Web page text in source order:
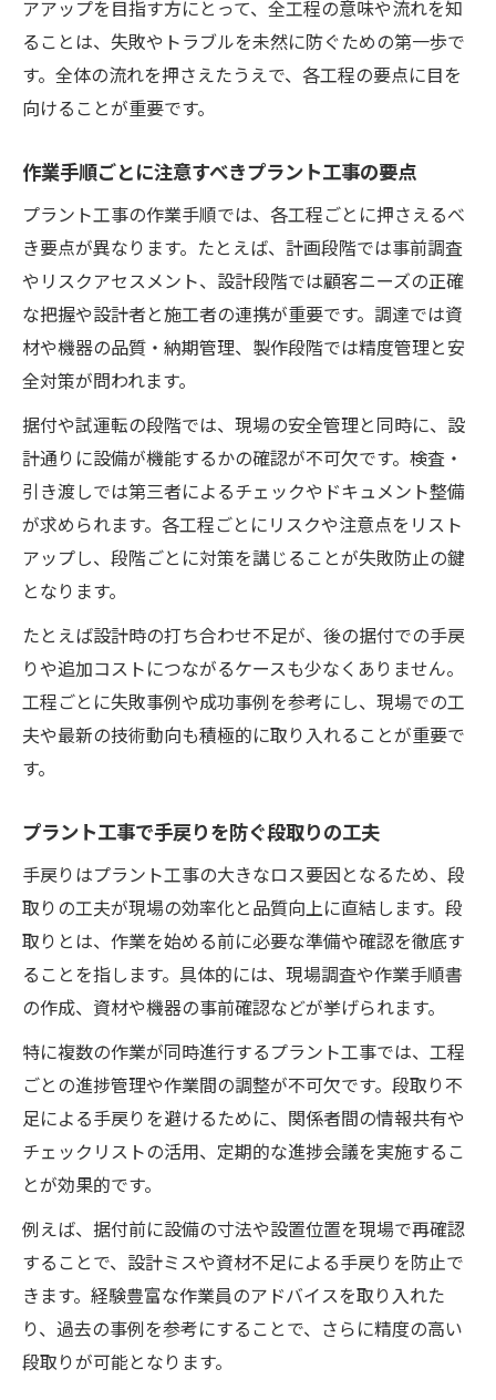
工程ごとに必要なプラント工事の注意点
プラント工事でよくある失敗とその回避策
設計から稼働までの実践的プラント工事ガイド
調達・製作で意識したいプラント工事の実
践法
据付作業の流れとプラント工事の安全確保
試運転から引き渡しまでのプラント工事手
順
稼働後に注意すべきプラント工事の管理方
法
作業手順で差がつくプラント工事の成功法
プラント工事の作業手順が成功を左右する
理由
段取りの工夫で変わるプラント工事の成果
現場目線で考えるプラント工事の作業手順
失敗談から学ぶプラント工事の成功ポイン
ト
安全管理を徹底したプラント工事の実例紹
介
現場経験で学ぶプラント工事工程管理の極意
現場で役立つプラント工事の工程管理術
チーム連携が鍵となるプラント工事の進め
方
工程ごとに異なるプラント工事の課題と対
策
現場改善に直結するプラント工事の実践知
アアップを目指す方にとって、全工程の意味や流れを知
ることは、失敗やトラブルを未然に防ぐための第一歩で
す。全体の流れを押さえたうえで、各工程の要点に目を
向けることが重要です。
作業手順ごとに注意すべきプラント工事の要点
プラント工事の作業手順では、各工程ごとに押さえるべ
き要点が異なります。たとえば、計画段階では事前調査
やリスクアセスメント、設計段階では顧客ニーズの正確
な把握や設計者と施工者の連携が重要です。調達では資
材や機器の品質・納期管理、製作段階では精度管理と安
全対策が問われます。
据付や試運転の段階では、現場の安全管理と同時に、設
計通りに設備が機能するかの確認が不可欠です。検査・
引き渡しでは第三者によるチェックやドキュメント整備
が求められます。各工程ごとにリスクや注意点をリスト
アップし、段階ごとに対策を講じることが失敗防止の鍵
となります。
たとえば設計時の打ち合わせ不足が、後の据付での手戻
りや追加コストにつながるケースも少なくありません。
工程ごとに失敗事例や成功事例を参考にし、現場での工
夫や最新の技術動向も積極的に取り入れることが重要で
す。
プラント工事で手戻りを防ぐ段取りの工夫
手戻りはプラント工事の大きなロス要因となるため、段
取りの工夫が現場の効率化と品質向上に直結します。段
取りとは、作業を始める前に必要な準備や確認を徹底す
ることを指します。具体的には、現場調査や作業手順書
の作成、資材や機器の事前確認などが挙げられます。
特に複数の作業が同時進行するプラント工事では、工程
ごとの進捗管理や作業間の調整が不可欠です。段取り不
足による手戻りを避けるために、関係者間の情報共有や
チェックリストの活用、定期的な進捗会議を実施するこ
とが効果的です。
例えば、据付前に設備の寸法や設置位置を現場で再確認
することで、設計ミスや資材不足による手戻りを防止で
きます。経験豊富な作業員のアドバイスを取り入れた
り、過去の事例を参考にすることで、さらに精度の高い
段取りが可能となります。